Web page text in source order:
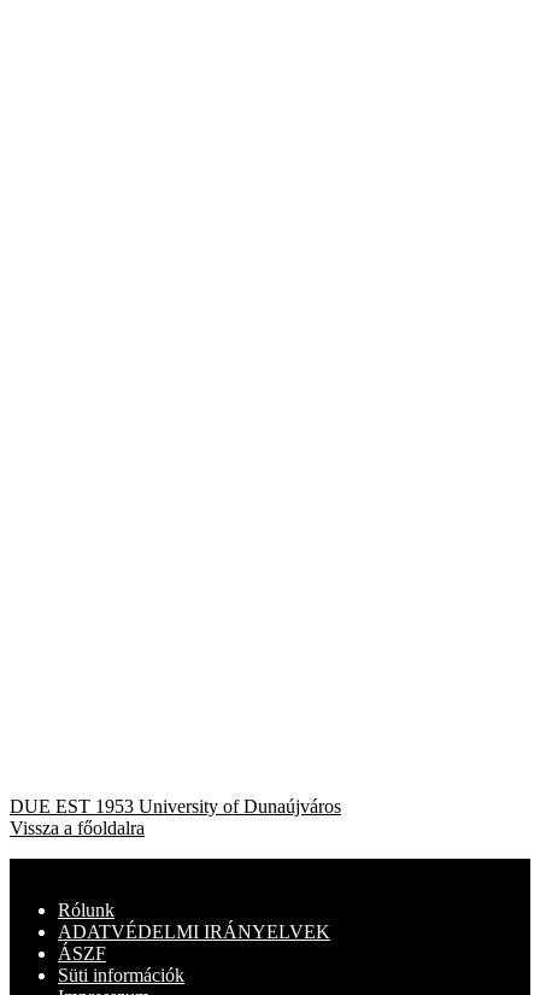
Bejegyzés
navigáció
Previous
post:
DUE EST 1953 University of Dunaújváros
Vissza a főoldalra
Rólunk
ADATVÉDELMI IRÁNYELVEK
ÁSZF
Süti információk